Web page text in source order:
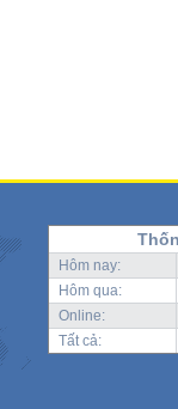
Hôm nay:
Hôm qua:
Online:
Tất cả: